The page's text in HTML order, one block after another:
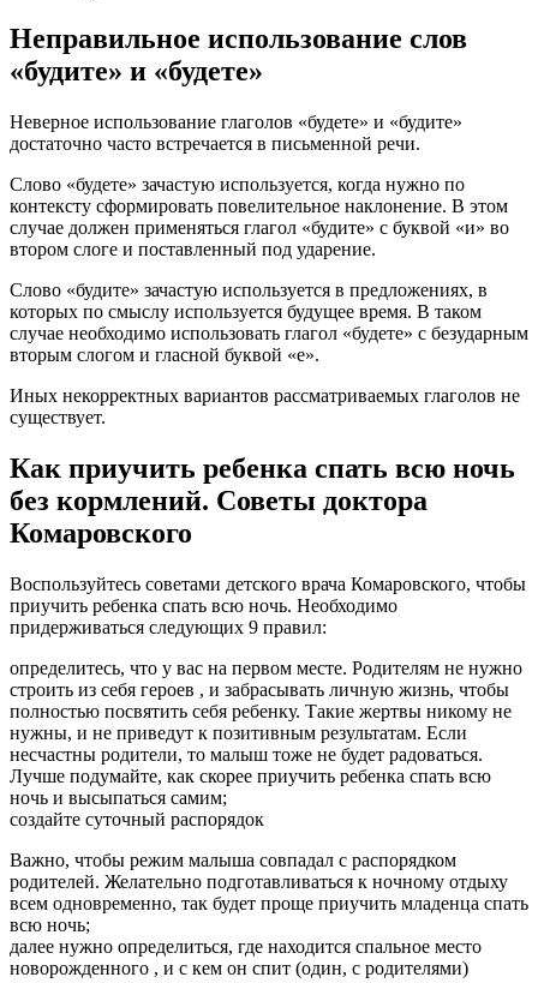
Неправильное использование слов
«будите» и «будете»
Неверное использование глаголов «будете» и «будите»
достаточно часто встречается в письменной речи.
Слово «будете» зачастую используется, когда нужно по
контексту сформировать повелительное наклонение. В этом
случае должен применяться глагол «будите» с буквой «и» во
втором слоге и поставленный под ударение.
Слово «будите» зачастую используется в предложениях, в
которых по смыслу используется будущее время. В таком
случае необходимо использовать глагол «будете» с безударным
вторым слогом и гласной буквой «е».
Иных некорректных вариантов рассматриваемых глаголов не
существует.
Как приучить ребенка спать всю ночь
без кормлений. Советы доктора
Комаровского
Воспользуйтесь советами детского врача Комаровского, чтобы
приучить ребенка спать всю ночь. Необходимо
придерживаться следующих 9 правил:
определитесь, что у вас на первом месте. Родителям не нужно
строить из себя героев , и забрасывать личную жизнь, чтобы
полностью посвятить себя ребенку. Такие жертвы никому не
нужны, и не приведут к позитивным результатам. Если
несчастны родители, то малыш тоже не будет радоваться.
Лучше подумайте, как скорее приучить ребенка спать всю
ночь и высыпаться самим;
создайте суточный распорядок
Важно, чтобы режим малыша совпадал с распорядком
родителей. Желательно подготавливаться к ночному отдыху
всем одновременно, так будет проще приучить младенца спать
всю ночь;
далее нужно определиться, где находится спальное место
новорожденного , и с кем он спит (один, с родителями)